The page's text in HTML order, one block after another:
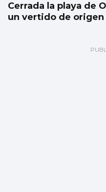
Cerrada la playa de
un vertido de